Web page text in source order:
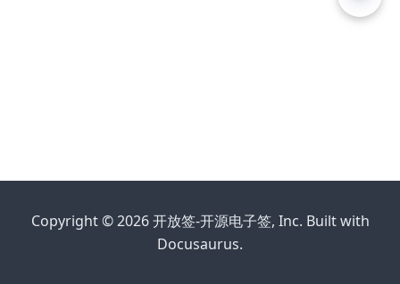
Copyright © 2026 开放签-开源电子签, Inc. Built with
Docusaurus.